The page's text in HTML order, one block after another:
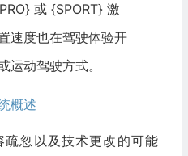
或 {SPORT} 激
速度也在驾驶体验开
运动驾驶方式。
概述
疏忽以及技术更改的可能